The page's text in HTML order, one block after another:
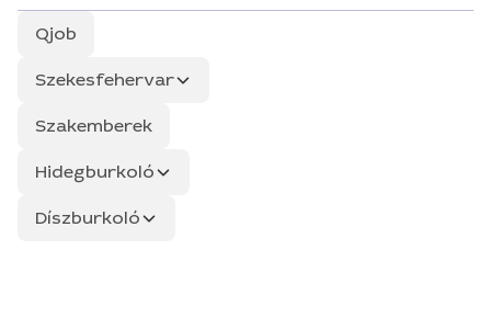
Qjob
Szekesfehervar
Szakemberek
Hidegburkoló
Díszburkoló